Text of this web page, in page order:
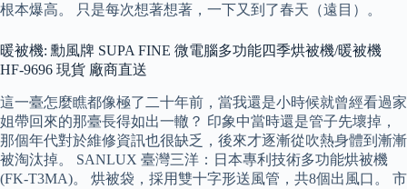
根本爆高。 只是每次想著想著，一下又到了春天（遠目）。
暖被機: 勳風牌 SUPA FINE 微電腦多功能四季烘被機/暖被機
HF-9696 現貨 廠商直送
這一臺怎麼瞧都像極了二十年前，當我還是小時候就曾經看過家
姐帶回來的那臺長得如出一轍？ 印象中當時還是管子先壞掉，
那個年代對於維修資訊也很缺乏，後來才逐漸從吹熱身體到漸漸
被淘汰掉。 SANLUX 臺灣三洋：日本專利技術多功能烘被機
(FK-T3MA)。 烘被袋，採用雙十字形送風管，共8個出風口。 市